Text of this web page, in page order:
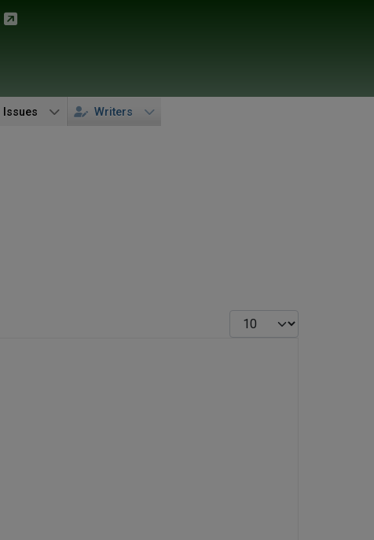
Issues Writers
Display #